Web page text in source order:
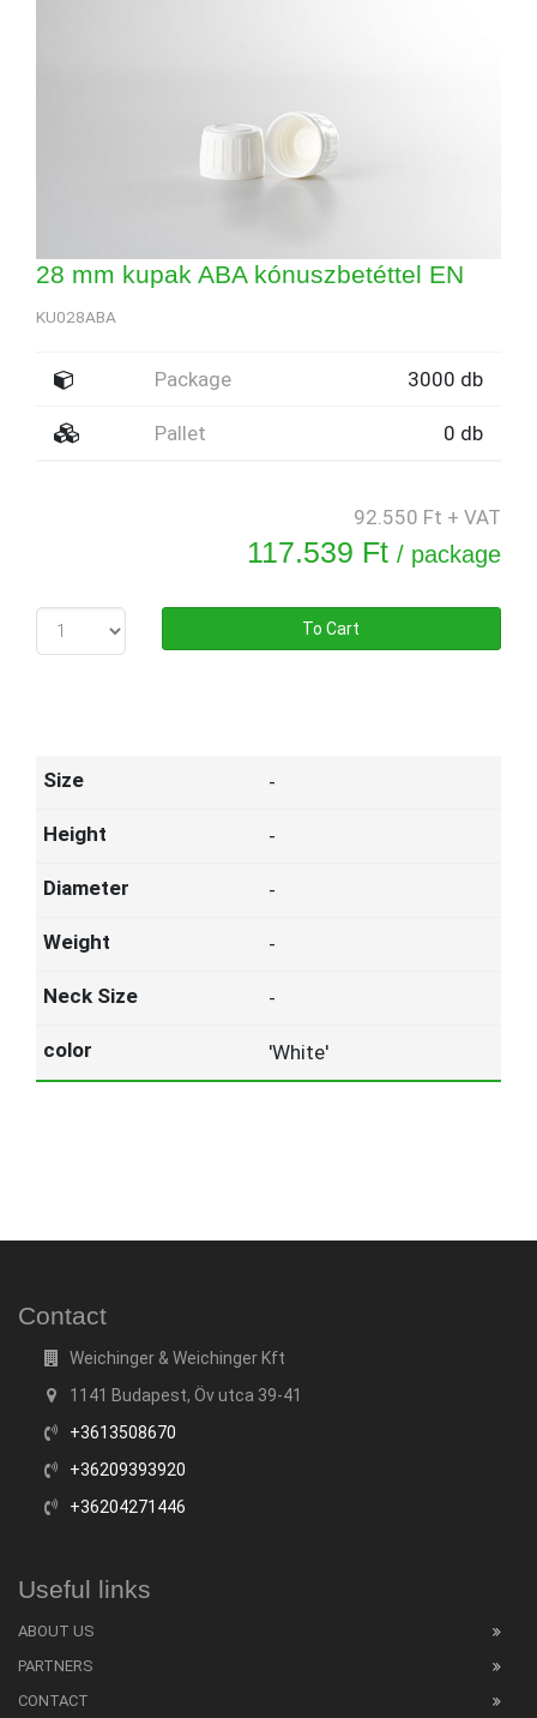
28 mm kupak ABA kónuszbetéttel EN
KU028ABA
Package 3000 db
Pallet 0 db
92.550 Ft + VAT
117.539 Ft / package
To Cart
-
-
-
-
-
'White'
Contact
Weichinger & Weichinger Kft
1141 Budapest, Öv utca 39-41
+3613508670
+36209393920
+36204271446
Useful links
ABOUT US
PARTNERS
CONTACT